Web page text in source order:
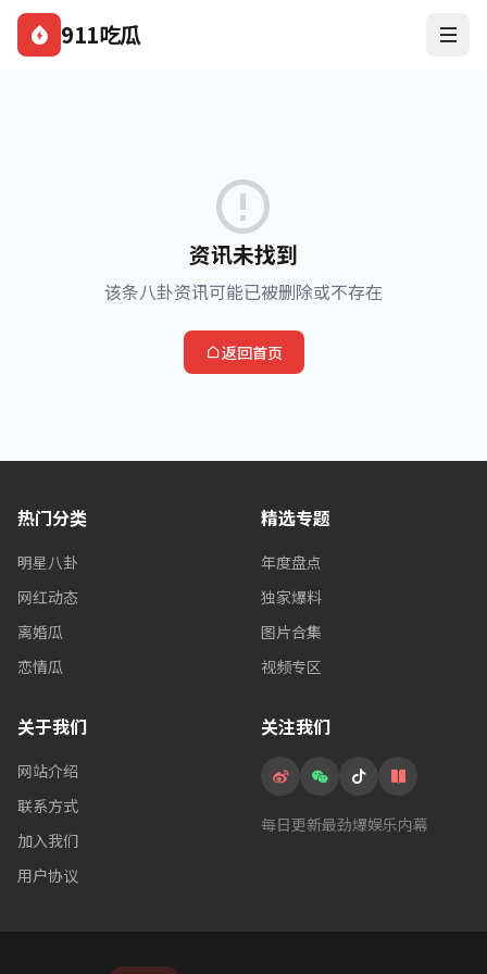
911吃瓜
资讯未找到
该条八卦资讯可能已被删除或不存在
返回首页
热门分类
明星八卦
网红动态
离婚瓜
恋情瓜
精选专题
年度盘点
独家爆料
图片合集
视频专区
关于我们
网站介绍
联系方式
加入我们
用户协议
关注我们
每日更新最劲爆娱乐内幕